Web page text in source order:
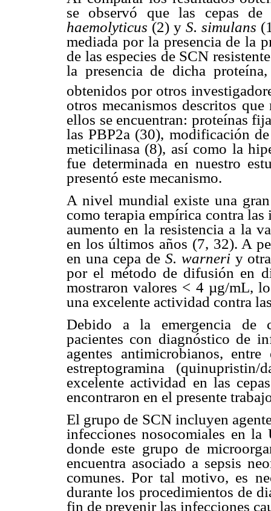
se observó que las cepas
haemolyticus (2) yS. simulans
mediada por la presencia de la
de las especies de SCN
la presencia de dicha
obtenidos por otros
otros mecanismos descritos
ellos se encuentran: proteínas
las PBP2a (30), modificación
meticilinasa (8), así como la
fue determinada en nuestro
presentó este mecanismo.
A nivel mundial existe una
como terapia empírica contra
aumento en la resistencia a la
en los últimos años (7, 32). A
en una cepa de S. warneriy
por el método de difusión en
mostraron valores < 4 µg/mL,
una excelente actividad contra
Debido a la emergencia de
pacientes con diagnóstico de
agentes antimicrobianos,
estreptogramina
excelente actividad en las
encontraron en el presente
El grupo de SCN incluyen
infecciones nosocomiales en
donde este grupo de
encuentra asociado a sepsis
comunes. Por tal motivo, es
durante los procedimientos de
fin de prevenir las infecciones